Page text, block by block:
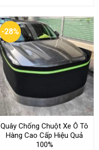
-28%
Quây Chống Chuột Xe Ô Tô
Hàng Cao Cấp Hiệu Quả
100%